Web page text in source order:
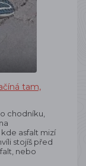
tam,
chodníku,
asfalt mizí
stojíš před
nebo